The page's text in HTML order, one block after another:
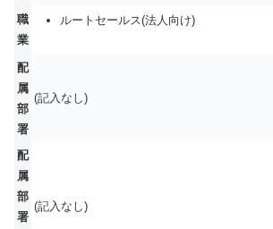
職
業
ルートセールス(法人向け)
配
属
部
署
(記入なし)
配
属
部
署
(記入なし)